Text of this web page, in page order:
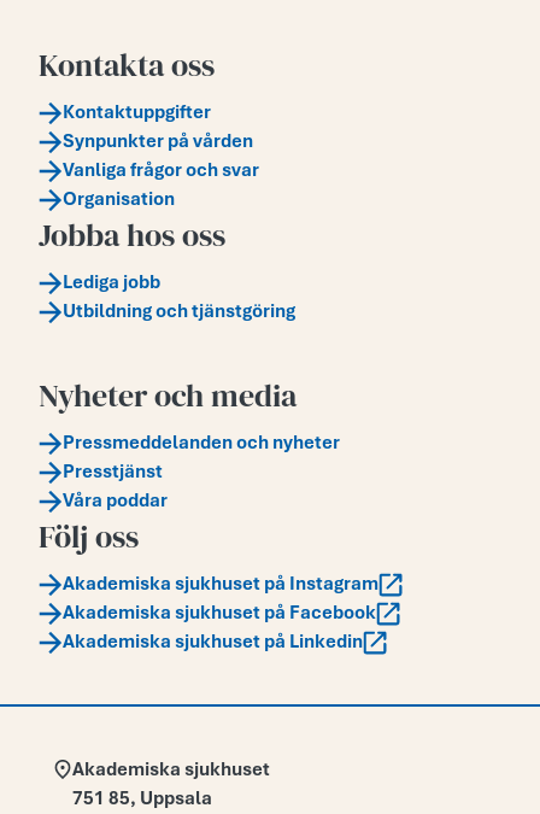
Kontakta oss
Kontaktuppgifter
Synpunkter på vården
Vanliga frågor och svar
Organisation
Jobba hos oss
Lediga jobb
Utbildning och tjänstgöring
Nyheter och media
Pressmeddelanden och nyheter
Presstjänst
Våra poddar
Följ oss
Akademiska sjukhuset på Instagram
Akademiska sjukhuset på Facebook
Akademiska sjukhuset på Linkedin
Adress:
Akademiska sjukhuset
751 85, Uppsala